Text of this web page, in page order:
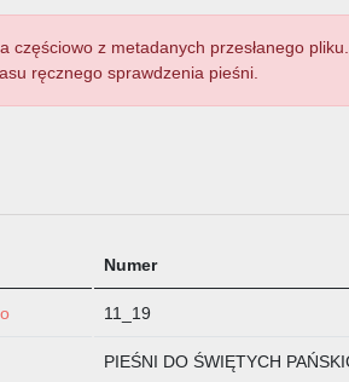
częściowo z metadanych przesłanego
ręcznego sprawdzenia pieśni.
Numer
11_19
PIEŚNI DO ŚWIĘTYCH